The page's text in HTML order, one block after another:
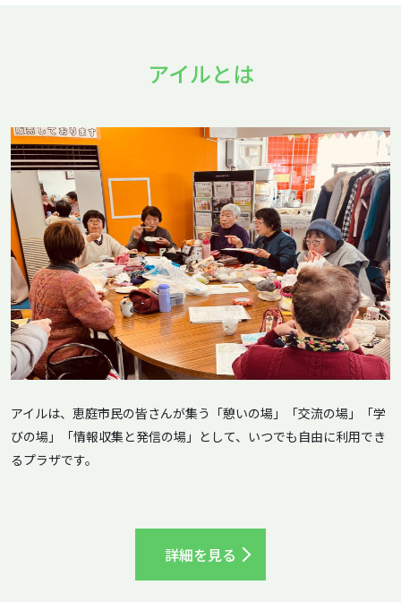
アイルとは
アイルは、恵庭市民の皆さんが集う「憩いの場」「交流の場」「学
びの場」「情報収集と発信の場」として、いつでも自由に利用でき
るプラザです。
詳細を見る